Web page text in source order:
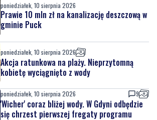
poniedziałek, 10 sierpnia 2026
Prawie 10 mln zł na kanalizację deszczową w
gminie Puck
poniedziałek, 10 sierpnia 2026
Akcja ratunkowa na plaży. Nieprzytomną
kobietę wyciągnięto z wody
poniedziałek, 10 sierpnia 2026 9
'Wicher' coraz bliżej wody. W Gdyni odbędzie
się chrzest pierwszej fregaty programu